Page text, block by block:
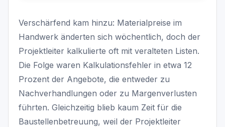
Verschärfend kam hinzu: Materialpreise im
Handwerk änderten sich wöchentlich, doch der
Projektleiter kalkulierte oft mit veralteten Listen.
Die Folge waren Kalkulationsfehler in etwa 12
Prozent der Angebote, die entweder zu
Nachverhandlungen oder zu Margenverlusten
führten. Gleichzeitig blieb kaum Zeit für die
Baustellenbetreuung, weil der Projektleiter